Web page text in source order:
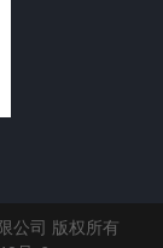
公司 版权所有